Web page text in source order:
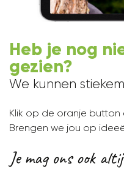
Heb je nog
gezien?
We kunnen
Klik op de oranje button
Brengen we jou op
Je mag ons ook